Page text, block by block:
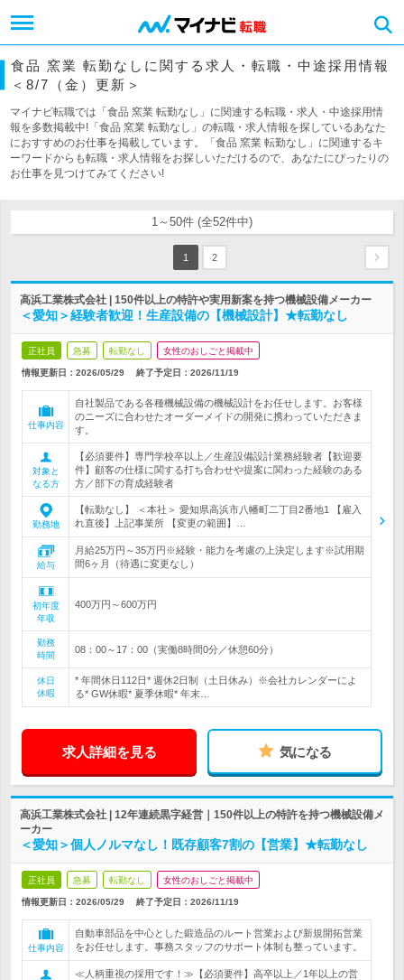
食品 窯業 転勤なしに関する求人・転職・中途採用情報
＜8/7（金）更新＞
マイナビ転職では「食品 窯業 転勤なし」に関連する転職・求人・中途採用情
報を多数掲載中!「食品 窯業 転勤なし」の転職・求人情報を探しているあなた
におすすめのお仕事を掲載しています。「食品 窯業 転勤なし」に関連するキ
ーワードからも転職・求人情報をお探しいただけるので、あなたにぴったりの
お仕事を見つけてみてください!
1～50件 (全52件中)
1 2
高浜工業株式会社 | 150件以上の特許や実用新案を持つ機械設備メーカー
＜愛知＞経験者歓迎！生産設備の【機械設計】★転勤なし
正社員 急募 転勤なし 女性のおしごと掲載中
情報更新日：2026/05/29 終了予定日： 2026/11/19
仕事内容
自社製品である各種機械設備の機械設計をお任せします。お客様
のニーズに合わせたオーダーメイドの開発に携わっていただきま
す。
対象と
なる方
【必須要件】専門学校卒以上／生産設備設計業務経験者【歓迎要
件】顧客の仕様に関する打ち合わせや提案に関わった経験のある
方／部下の育成経験者
勤務地
【転勤なし】 ＜本社＞ 愛知県高浜市八幡町二丁目2番地1 【雇入
れ直後】上記事業所 【変更の範囲】…
給与
月給25万円～35万円※経験・能力を考慮の上決定します※試用期
間6ヶ月（待遇に変更なし）
初年度
年収
400万円～600万円
勤務
時間
08：00～17：00（実働8時間0分／休憩60分）
休日
休暇
* 年間休日112日* 週休2日制（土日休み）※会社カレンダーによ
る* GW休暇* 夏季休暇* 年末…
求人詳細を見る 気になる
高浜工業株式会社 | 12年連続黒字経営｜150件以上の特許を持つ機械設備メ
ーカー
＜愛知＞個人ノルマなし！既存顧客7割の【営業】★転勤なし
正社員 急募 転勤なし 女性のおしごと掲載中
情報更新日：2026/05/29 終了予定日： 2026/11/19
仕事内容
自動車部品を中心とした鍛造品のルート営業および新規開拓営業
をお任せします。事務スタッフのサポート体制も整っています。
≪人柄重視の採用です！≫【必須要件】高卒以上／1年以上の営